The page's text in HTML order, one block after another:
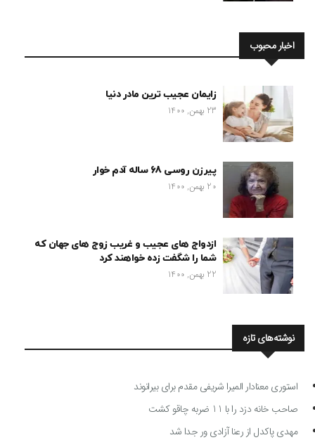
اخبار محبوب
زایمان عجیب ترین مادر دنیا
23 بهمن, 1400
پیرزن روسی 68 ساله آدم خوار
20 بهمن, 1400
ازدواج های عجیب و غریب زوج های جهان که
شما را شگفت زده خواهند کرد
22 بهمن, 1400
نوشته‌های تازه
استوری معنادار المیرا شریفی مقدم برای بیرانوند
صاحب خانه دزد را با 11 ضربه چاقو کشت
مهدی پاکدل از رعنا آزادی ور جدا شد